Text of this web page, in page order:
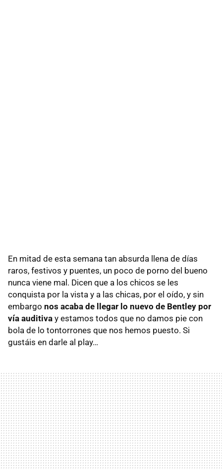
En mitad de esta semana tan absurda llena de días
raros, festivos y puentes, un poco de porno del bueno
nunca viene mal. Dicen que a los chicos se les
conquista por la vista y a las chicas, por el oído, y sin
embargo nos acaba de llegar lo nuevo de Bentley por
vía auditiva y estamos todos que no damos pie con
bola de lo tontorrones que nos hemos puesto. Si
gustáis en darle al play…